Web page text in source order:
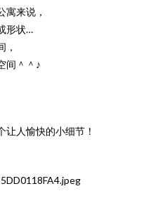
寓来说，
形状…
，
间＾＾♪
人愉快的小细节！